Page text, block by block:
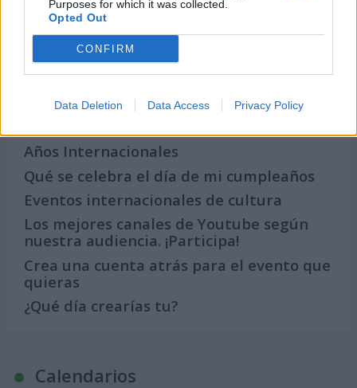
Purposes for which it was collected.
Opted Out
CONFIRM
Data Deletion Data Access Privacy Policy
Noticias y actualidad sobre Días
Internacionales
Onomástica. Todos los santos
Años Internacionales
Qué se celebra el día de mi cumpleaños
Eventos internacionales de cultura
Los mejores canales de Youtube según
nuestra audiencia. ¡Participa!
Crea una cuenta atrás para el evento que
quieras
¿Qué día crearías tu?
Calendarios